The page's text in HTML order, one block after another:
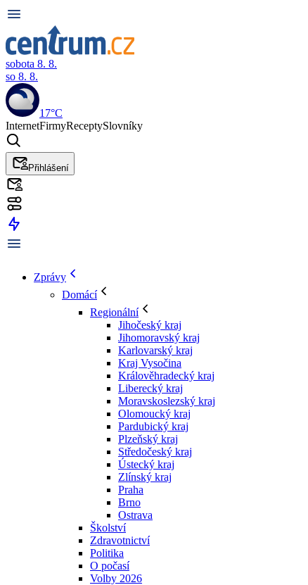
sobota 8. 8.
so 8. 8.
17°C
InternetFirmyReceptySlovníky
Přihlášení
Zprávy
Domácí
Regionální
Jihočeský kraj
Jihomoravský kraj
Karlovarský kraj
Kraj Vysočina
Králověhradecký kraj
Liberecký kraj
Moravskoslezský kraj
Olomoucký kraj
Pardubický kraj
Plzeňský kraj
Středočeský kraj
Ústecký kraj
Zlínský kraj
Praha
Brno
Ostrava
Školství
Zdravotnictví
Politika
O počasí
Volby 2026